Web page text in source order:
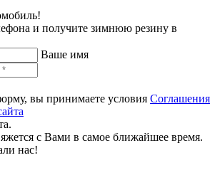
и получите зимнюю резину в
Ваше имя
вы принимаете условия Соглашения
с Вами в самое ближайшее время.
нас!